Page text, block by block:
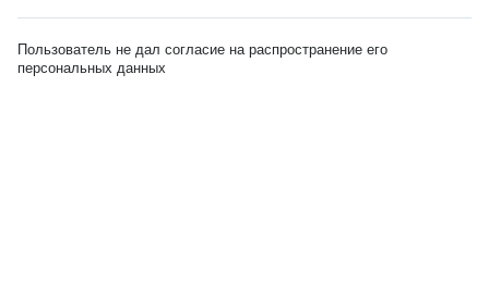
Пользователь не дал согласие на распространение его
персональных данных